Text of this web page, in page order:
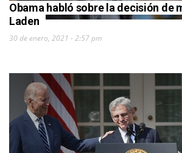
Obama habló sobre la decisión de
Laden
30 de enero, 2021 - 2:57 pm